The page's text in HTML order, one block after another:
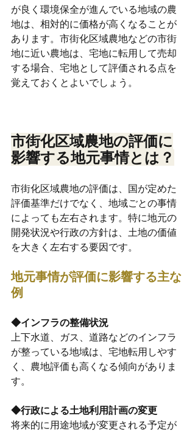
が良く環境保全が進んでいる地域の農
地は、相対的に価格が高くなることが
あります。市街化区域農地などの市街
地に近い農地は、宅地に転用して売却
する場合、宅地として評価される点を
覚えておくとよいでしょう。
市街化区域農地の評価に
影響する地元事情とは？
市街化区域農地の評価は、国が定めた
評価基準だけでなく、地域ごとの事情
によっても左右されます。特に地元の
開発状況や行政の方針は、土地の価値
を大きく左右する要因です。
地元事情が評価に影響する主な
例
◆インフラの整備状況
上下水道、ガス、道路などのインフラ
が整っている地域は、宅地転用しやす
く、農地評価も高くなる傾向がありま
す。
◆行政による土地利用計画の変更
将来的に用途地域が変更される予定が